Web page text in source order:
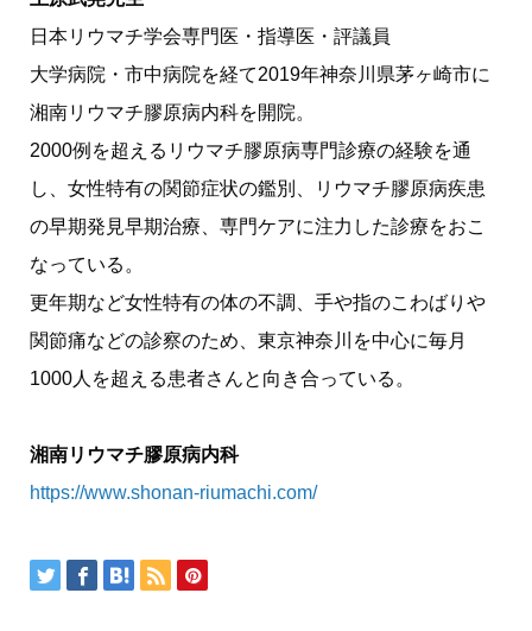
日本リウマチ学会専門医・指導医・評議員
大学病院・市中病院を経て2019年神奈川県茅ヶ崎市に
湘南リウマチ膠原病内科を開院。
2000例を超えるリウマチ膠原病専門診療の経験を通
し、女性特有の関節症状の鑑別、リウマチ膠原病疾患
の早期発見早期治療、専門ケアに注力した診療をおこ
なっている。
更年期など女性特有の体の不調、手や指のこわばりや
関節痛などの診察のため、東京神奈川を中心に毎月
1000人を超える患者さんと向き合っている。
湘南リウマチ膠原病内科
https://www.shonan-riumachi.com/